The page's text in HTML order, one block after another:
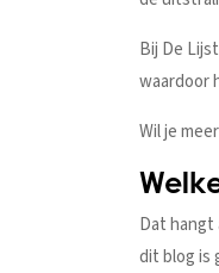
Bij De
waardoor
Wil je
Dat
dit blog is